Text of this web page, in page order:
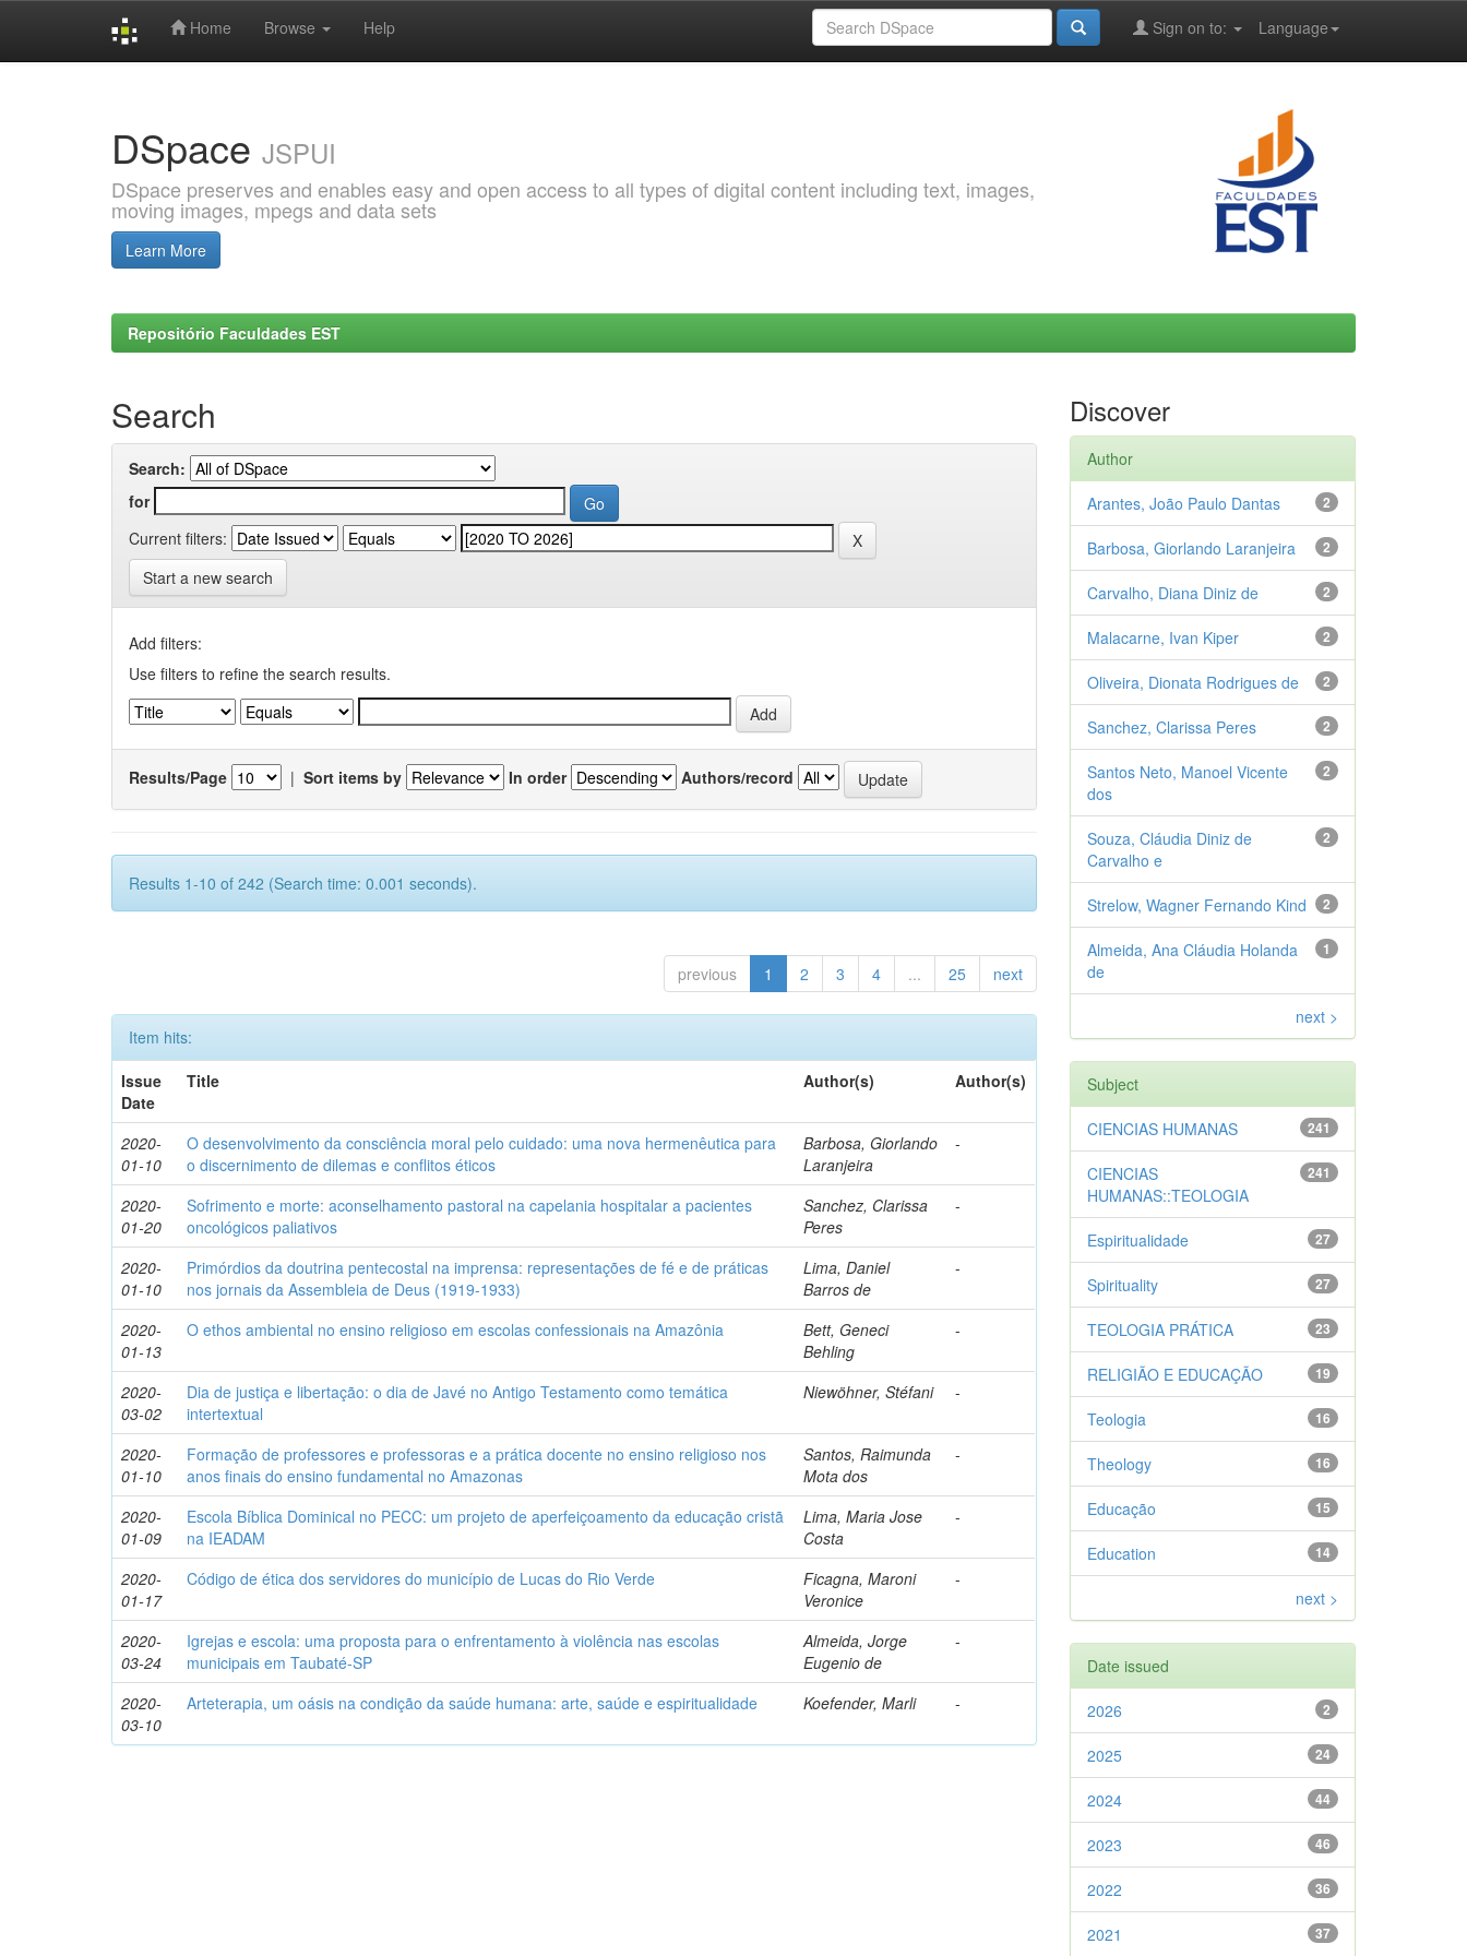
Home Browse Help Language
Sign on to:
DSpace JSPUI
DSpace preserves and enables easy and open access to all types of digital content including text, images,
moving images, mpegs and data sets
Learn More
Repositório Faculdades EST
Search
Search:
for
Current filters:
Start a new search
Add filters:
Use filters to refine the search results.
Results/Page | Sort items by In order Authors/record
Results 1-10 of 242 (Search time: 0.001 seconds).
previous 1 2 3 4 ... 25 next
Item hits:
Issue
Date
Title Author(s) Author(s)
2020-
01-10
O desenvolvimento da consciência moral pelo cuidado: uma nova hermenêutica para
o discernimento de dilemas e conflitos éticos
Barbosa, Giorlando
Laranjeira
-
2020-
01-20
Sofrimento e morte: aconselhamento pastoral na capelania hospitalar a pacientes
oncológicos paliativos
Sanchez, Clarissa
Peres
-
2020-
01-10
Primórdios da doutrina pentecostal na imprensa: representações de fé e de práticas
nos jornais da Assembleia de Deus (1919-1933)
Lima, Daniel
Barros de
-
2020-
01-13
O ethos ambiental no ensino religioso em escolas confessionais na Amazônia
Bett, Geneci
Behling
-
2020-
03-02
Dia de justiça e libertação: o dia de Javé no Antigo Testamento como temática
intertextual
Niewöhner, Stéfani -
2020-
01-10
Formação de professores e professoras e a prática docente no ensino religioso nos
anos finais do ensino fundamental no Amazonas
Santos, Raimunda
Mota dos
-
2020-
01-09
Escola Bíblica Dominical no PECC: um projeto de aperfeiçoamento da educação cristã
na IEADAM
Lima, Maria Jose
Costa
-
2020-
01-17
Código de ética dos servidores do município de Lucas do Rio Verde
Ficagna, Maroni
Veronice
-
2020-
03-24
Igrejas e escola: uma proposta para o enfrentamento à violência nas escolas
municipais em Taubaté-SP
Almeida, Jorge
Eugenio de
-
2020-
03-10
Arteterapia, um oásis na condição da saúde humana: arte, saúde e espiritualidade Koefender, Marli -
Discover
Author
2
Arantes, João Paulo Dantas
2
Barbosa, Giorlando Laranjeira
2
Carvalho, Diana Diniz de
2
Malacarne, Ivan Kiper
2
Oliveira, Dionata Rodrigues de
2
Sanchez, Clarissa Peres
2
Santos Neto, Manoel Vicente
dos
2
Souza, Cláudia Diniz de
Carvalho e
2
Strelow, Wagner Fernando Kind
1
Almeida, Ana Cláudia Holanda
de
next >
Subject
241
CIENCIAS HUMANAS
241
CIENCIAS
HUMANAS::TEOLOGIA
27
Espiritualidade
27
Spirituality
23
TEOLOGIA PRÁTICA
19
RELIGIÃO E EDUCAÇÃO
16
Teologia
16
Theology
15
Educação
14
Education
next >
Date issued
2
2026
24
2025
44
2024
46
2023
36
2022
37
2021